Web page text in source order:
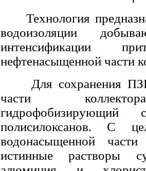
Технология
водоизоляции
интенсификации
нефтенасыщенной части
Для сохранения ПЗП
части
полисилоксанов. С
водонасыщенной
истинные растворы